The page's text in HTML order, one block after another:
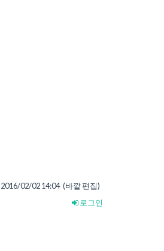
2016/02/02 14:04 (바깥 편집)
로그인